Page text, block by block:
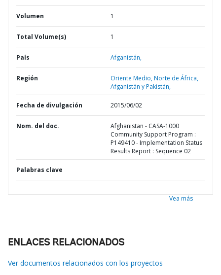
Volumen 1
Total Volume(s) 1
País Afganistán,
Región
Oriente Medio, Norte de África,
Afganistán y Pakistán,
Fecha de divulgación 2015/06/02
Nom. del doc.
Afghanistan - CASA-1000
Community Support Program :
P149410 - Implementation Status
Results Report : Sequence 02
Palabras clave
Vea más
ENLACES RELACIONADOS
Ver documentos relacionados con los proyectos